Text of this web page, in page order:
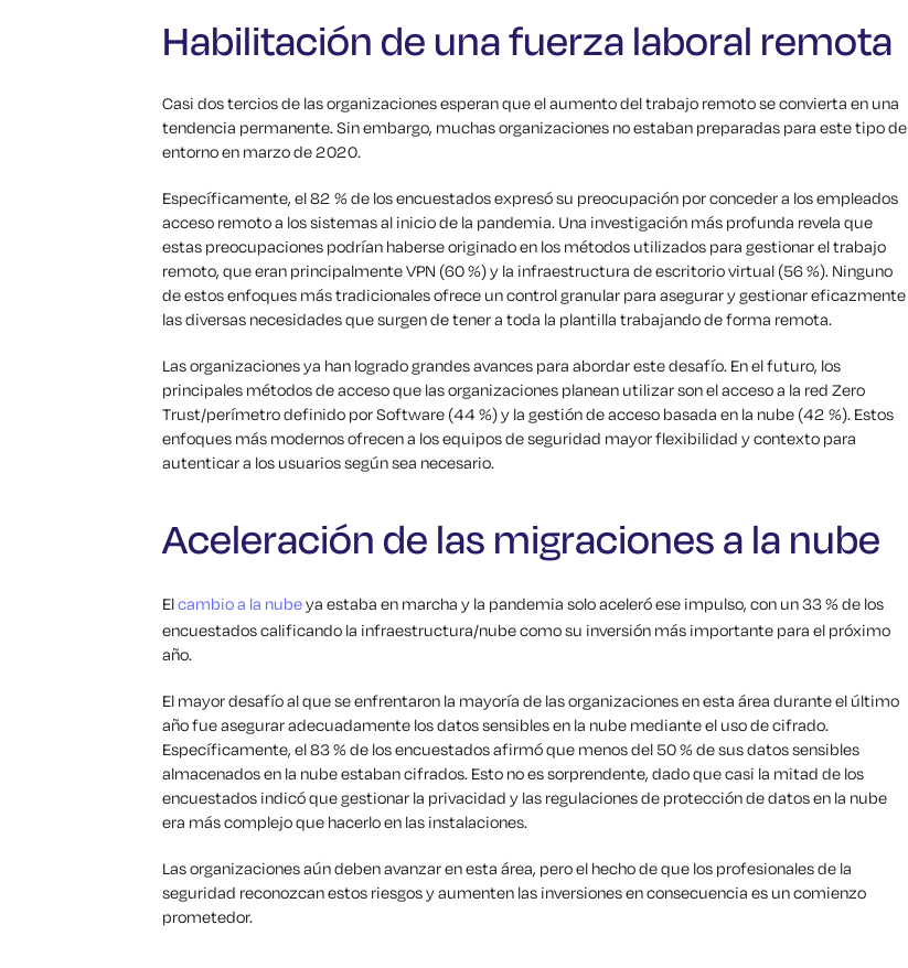
Habilitación de una fuerza laboral remota
Casi dos tercios de las organizaciones esperan que el aumento del trabajo remoto se convierta en una
tendencia permanente. Sin embargo, muchas organizaciones no estaban preparadas para este tipo de
entorno en marzo de 2020.
Específicamente, el 82 % de los encuestados expresó su preocupación por conceder a los empleados
acceso remoto a los sistemas al inicio de la pandemia. Una investigación más profunda revela que
estas preocupaciones podrían haberse originado en los métodos utilizados para gestionar el trabajo
remoto, que eran principalmente VPN (60 %) y la infraestructura de escritorio virtual (56 %). Ninguno
de estos enfoques más tradicionales ofrece un control granular para asegurar y gestionar eficazmente
las diversas necesidades que surgen de tener a toda la plantilla trabajando de forma remota.
Las organizaciones ya han logrado grandes avances para abordar este desafío. En el futuro, los
principales métodos de acceso que las organizaciones planean utilizar son el acceso a la red Zero
Trust/perímetro definido por Software (44 %) y la gestión de acceso basada en la nube (42 %). Estos
enfoques más modernos ofrecen a los equipos de seguridad mayor flexibilidad y contexto para
autenticar a los usuarios según sea necesario.
Aceleración de las migraciones a la nube
Elcambio a la nubeya estaba en marcha y la pandemia solo aceleró ese impulso, con un 33 % de los
encuestados calificando la infraestructura/nube como su inversión más importante para el próximo
año.
El mayor desafío al que se enfrentaron la mayoría de las organizaciones en esta área durante el último
año fue asegurar adecuadamente los datos sensibles en la nube mediante el uso de cifrado.
Específicamente, el 83 % de los encuestados afirmó que menos del 50 % de sus datos sensibles
almacenados en la nube estaban cifrados. Esto no es sorprendente, dado que casi la mitad de los
encuestados indicó que gestionar la privacidad y las regulaciones de protección de datos en la nube
era más complejo que hacerlo en las instalaciones.
Las organizaciones aún deben avanzar en esta área, pero el hecho de que los profesionales de la
seguridad reconozcan estos riesgos y aumenten las inversiones en consecuencia es un comienzo
prometedor.